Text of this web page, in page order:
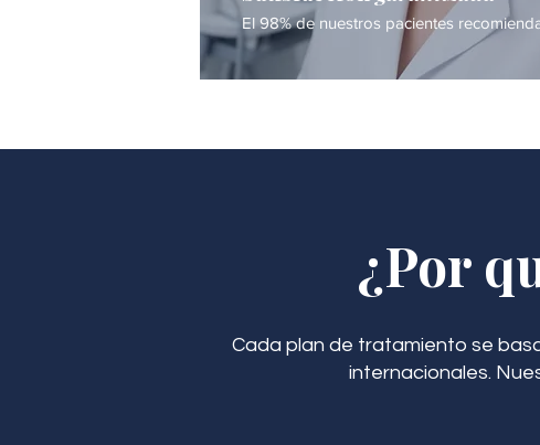
El 98% de nuestros pacientes
¿Por
Cada plan de tratamiento se
internacionales.